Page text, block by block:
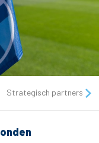
Strategisch partners